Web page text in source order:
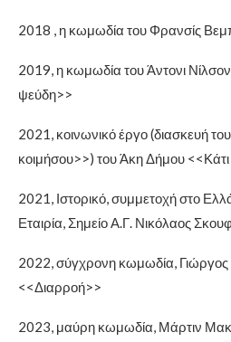
2018 , η κωμωδία του Φρανσίς
2019, η κωμωδία του Άντονι
ψεύδη>>
2021, κοινωνικό έργο (διασκευή
κοιμήσου>>) του Άκη Δήμου
2021, Ιστορικό, συμμετοχή στο
Εταιρία, Σημείο Α.Γ. Νικόλαος
2022, σύγχρονη κωμωδία, Γιώργος
<<Διαρροή>>
2023, μαύρη κωμωδία, Μάρτιν